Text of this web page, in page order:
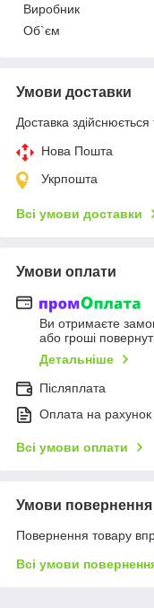
Виробник
Об`єм
Умови доставки
Доставка здійснюється
Нова Пошта
Укрпошта
Всі умови доставки
Умови оплати
Ви отримаєте
або гроші
Детальніше
Післяплата
Оплата на рахунок
Всі умови оплати
Умови повернення
Повернення товару
Всі умови